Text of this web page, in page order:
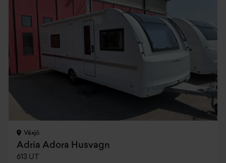
Växjö
Adria Adora Husvagn
613 UT